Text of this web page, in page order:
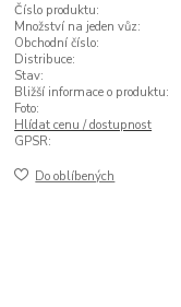
Číslo produktu:
Množství na jeden vůz:
Obchodní číslo:
Distribuce:
Stav:
Bližší informace o produktu:
Foto:
Hlídat cenu / dostupnost
GPSR:
Do oblíbených